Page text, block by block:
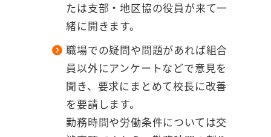
たは支部・地区協の役員が来て一
緒に開きます。
職場での疑問や問題があれば組合
員以外にアンケートなどで意見を
聞き、要求にまとめて校長に改善
を要請します。
勤務時間や労働条件については交